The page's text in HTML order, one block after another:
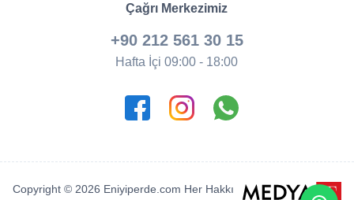
Çağrı Merkezimiz
+90 212 561 30 15
Hafta İçi 09:00 - 18:00
Copyright © 2026 Eniyiperde.com Her Hakkı